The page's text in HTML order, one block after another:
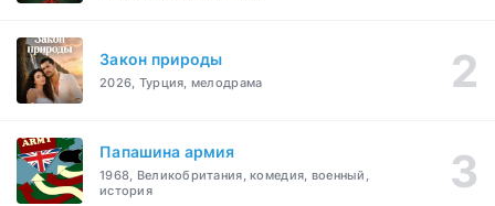
Закон природы
2026, Турция, мелодрама
Папашина армия
1968, Великобритания, комедия, военный,
история